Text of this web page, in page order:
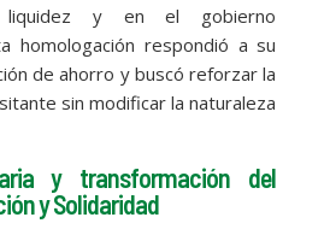
y en el gobierno
homologación respondió a su
de ahorro y buscó reforzar la
sin modificar la naturaleza
y transformación del
y Solidaridad